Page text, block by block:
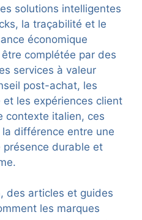
solutions intelligentes
la traçabilité et le
économique
complétée par des
services à valeur
post-achat, les
les expériences client
contexte italien, ces
différence entre une
présence durable et
des articles et guides
les marques